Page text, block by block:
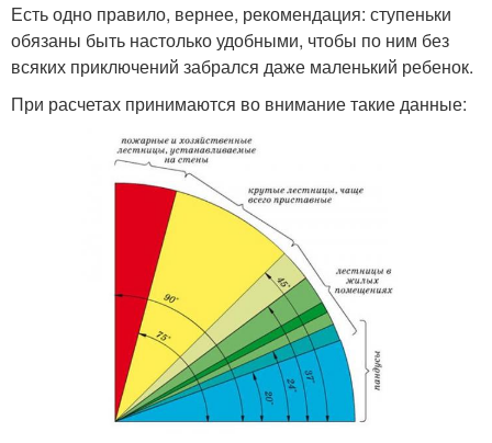
Есть одно правило, вернее, рекомендация: ступеньки
обязаны быть настолько удобными, чтобы по ним без
всяких приключений забрался даже маленький ребенок.
При расчетах принимаются во внимание такие данные: